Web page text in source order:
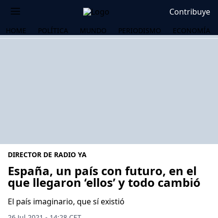
Contribuye
HOME POLÍTICA MUNDO PERIODISMO ECONOMÍA
DIRECTOR DE RADIO YA
España, un país con futuro, en el
que llegaron ‘ellos’ y todo cambió
El país imaginario, que sí existió